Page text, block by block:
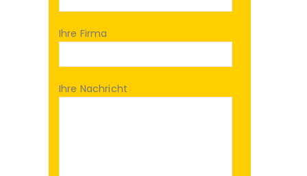
Ihre Firma
Ihre Nachricht